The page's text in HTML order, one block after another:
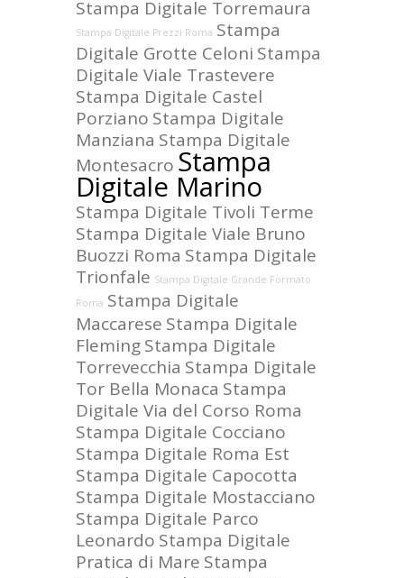
Stampa Digitale Torremaura
Stampa Digitale Prezzi Roma Stampa
Digitale Grotte Celoni Stampa
Digitale Viale Trastevere
Stampa Digitale Castel
Porziano Stampa Digitale
Manziana Stampa Digitale
Montesacro Stampa
Digitale Marino
Stampa Digitale Tivoli Terme
Stampa Digitale Viale Bruno
Buozzi Roma Stampa Digitale
Trionfale Stampa Digitale Grande Formato
Roma Stampa Digitale
Maccarese Stampa Digitale
FlemingStampa Digitale
Torrevecchia Stampa Digitale
Tor Bella Monaca Stampa
Digitale Via del Corso Roma
Stampa Digitale Cocciano
Stampa Digitale Roma Est
Stampa Digitale Capocotta
Stampa Digitale Mostacciano
Stampa Digitale Parco
Leonardo Stampa Digitale
Pratica di Mare Stampa